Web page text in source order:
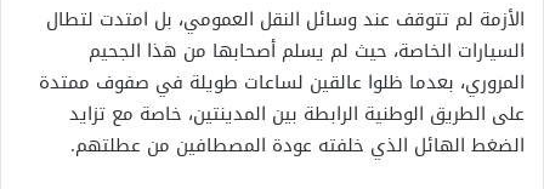
الأزمة لم تتوقف عند وسائل النقل العمومي، بل امتدت لتطال
السيارات الخاصة، حيث لم يسلم أصحابها من هذا الجحيم
المروري، بعدما ظلوا عالقين لساعات طويلة في صفوف ممتدة
على الطريق الوطنية الرابطة بين المدينتين، خاصة مع تزايد
الضغط الهائل الذي خلفته عودة المصطافين من عطلتهم.